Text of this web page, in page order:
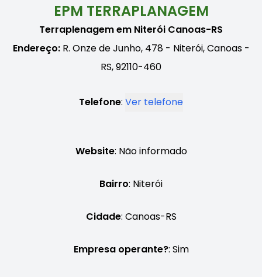
EPM TERRAPLANAGEM
Terraplenagem em Niterói Canoas-RS
Endereço:R. Onze de Junho, 478 - Niterói, Canoas -
RS, 92110-460
Telefone: Ver telefone
Website: Não informado
Bairro: Niterói
Cidade: Canoas-RS
Empresa operante?: Sim